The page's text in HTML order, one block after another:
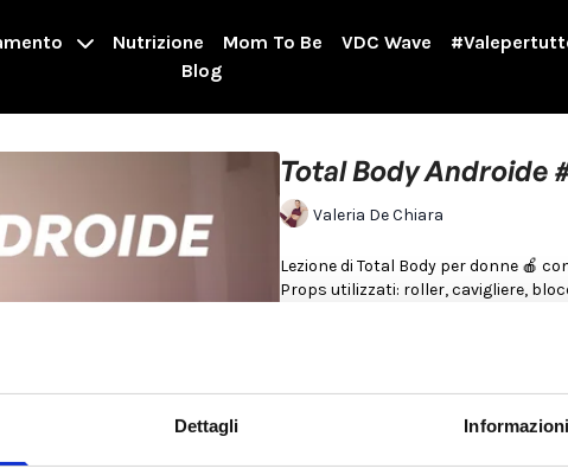
Dettagli
Nutrizione Mom To Be VDC Wave
Blog
Total Body Androide
Valeria De Chiara
Lezione di Total Body per donne 🍎